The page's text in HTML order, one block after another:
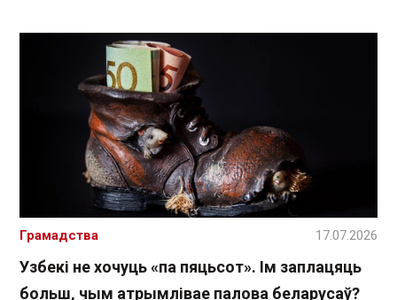
Узбекі не хочуць «па пяцьсот». Ім заплацяць
больш, чым атрымлівае палова беларусаў?
Грамадства 17.07.2026